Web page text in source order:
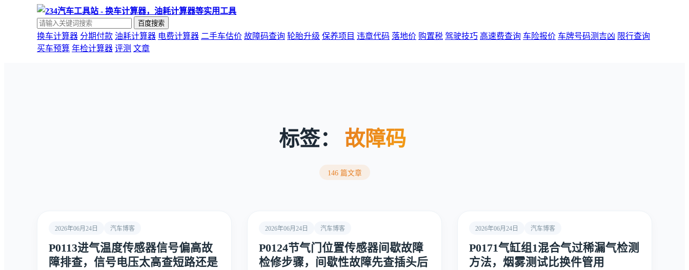
百度搜索
换车计算器 分期付款 油耗计算器 电费计算器 二手车估价 故障码查询 轮胎升级 保养项目 违章代码 落地价 购置税 驾驶技巧 高速费查询 车险报价 车牌号码测吉凶 限行查询
买车预算 年检计算器 评测 文章
标签： 故障码
146 篇文章
2026年06月24日 汽车博客
P0113进气温度传感器信号偏高故
障排查，信号电压太高查短路还是
2026年06月24日 汽车博客
P0124节气门位置传感器间歇故障
检修步骤，间歇性故障先查插头后
2026年06月24日 汽车博客
P0171气缸组1混合气过稀漏气检测
方法，烟雾测试比换件管用